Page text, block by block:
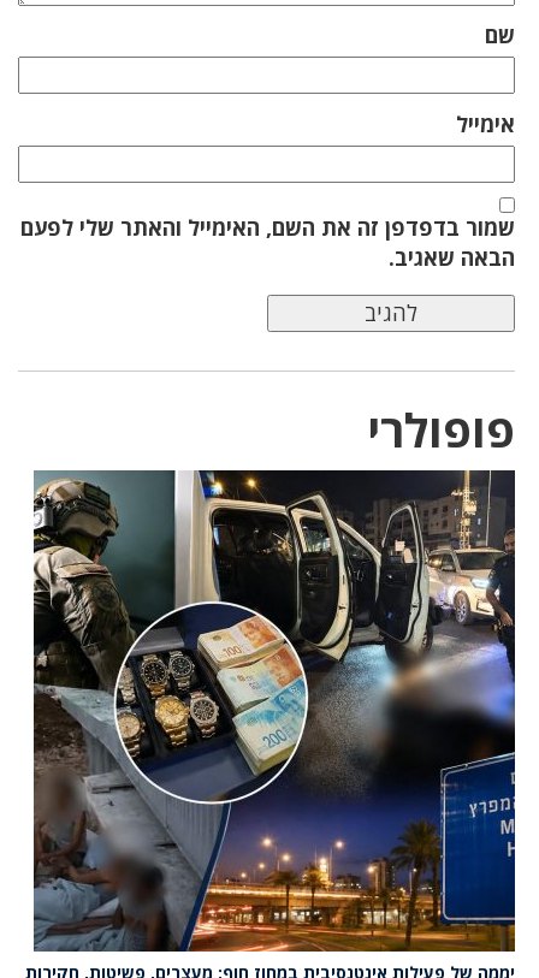
שם
אימייל
שמור בדפדפן זה את השם, האימייל והאתר שלי לפעם
הבאה שאגיב.
פופולרי
יממה של פעילות אינטנסיבית במחוז חוף: מעצרים, פשיטות, חקירות